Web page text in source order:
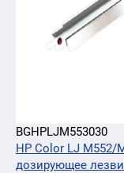
BGHPLJM553030
HP Color LJ M552/
дозирующее